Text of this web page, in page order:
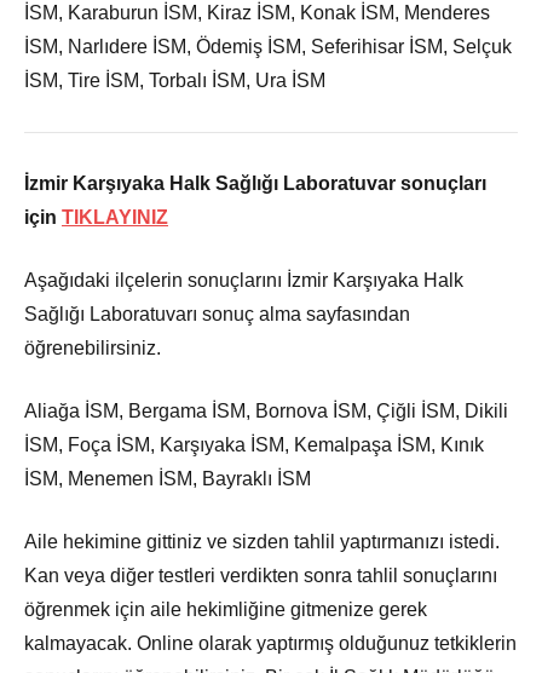
İSM, Karaburun İSM, Kiraz İSM, Konak İSM, Menderes
İSM, Narlıdere İSM, Ödemiş İSM, Seferihisar İSM, Selçuk
İSM, Tire İSM, Torbalı İSM, Ura İSM
İzmir Karşıyaka Halk Sağlığı Laboratuvar sonuçları
için TIKLAYINIZ
Aşağıdaki ilçelerin sonuçlarını İzmir Karşıyaka Halk
Sağlığı Laboratuvarı sonuç alma sayfasından
öğrenebilirsiniz.
Aliağa İSM, Bergama İSM, Bornova İSM, Çiğli İSM, Dikili
İSM, Foça İSM, Karşıyaka İSM, Kemalpaşa İSM, Kınık
İSM, Menemen İSM, Bayraklı İSM
Aile hekimine gittiniz ve sizden tahlil yaptırmanızı istedi.
Kan veya diğer testleri verdikten sonra tahlil sonuçlarını
öğrenmek için aile hekimliğine gitmenize gerek
kalmayacak. Online olarak yaptırmış olduğunuz tetkiklerin